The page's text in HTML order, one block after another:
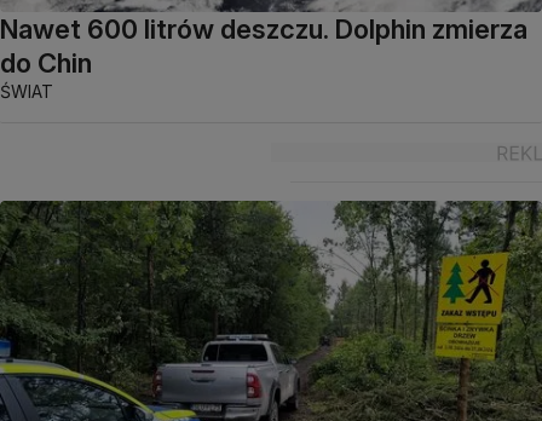
Nawet 600 litrów deszczu. Dolphin zmierza
do Chin
ŚWIAT